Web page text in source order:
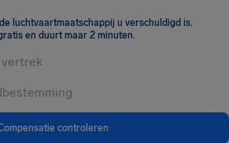
luchtvaartmaatschappij u verschuldigd is.
en duurt maar 2 minuten.
controleren